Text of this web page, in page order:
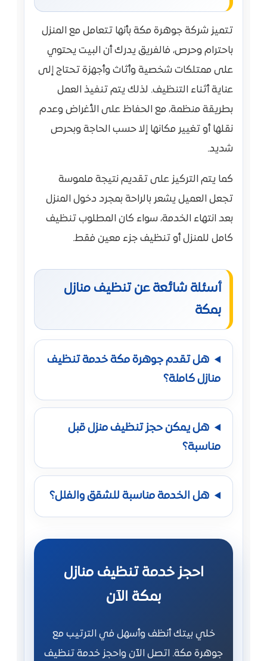
تتميز شركة جوهرة مكة بأنها تتعامل مع المنزل
باحترام وحرص، فالفريق يدرك أن البيت يحتوي
على ممتلكات شخصية وأثاث وأجهزة تحتاج إلى
عناية أثناء التنظيف. لذلك يتم تنفيذ العمل
بطريقة منظمة، مع الحفاظ على الأغراض وعدم
نقلها أو تغيير مكانها إلا حسب الحاجة وبحرص
شديد.
كما يتم التركيز على تقديم نتيجة ملموسة
تجعل العميل يشعر بالراحة بمجرد دخول المنزل
بعد انتهاء الخدمة، سواء كان المطلوب تنظيف
كامل للمنزل أو تنظيف جزء معين فقط.
أسئلة شائعة عن تنظيف منازل
بمكة
هل تقدم جوهرة مكة خدمة تنظيف
منازل كاملة؟
هل يمكن حجز تنظيف منزل قبل
مناسبة؟
هل الخدمة مناسبة للشقق والفلل؟
احجز خدمة تنظيف منازل
بمكة الآن
خلي بيتك أنظف وأسهل في الترتيب مع
جوهرة مكة. اتصل الآن واحجز خدمة تنظيف